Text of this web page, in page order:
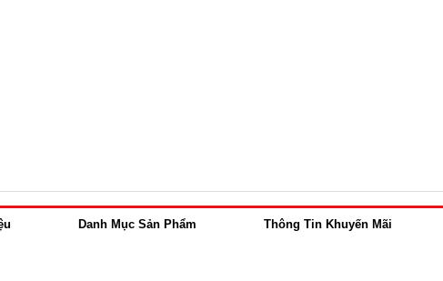
Danh Mục Sản Phẩm Thông Tin Khuyến Mãi